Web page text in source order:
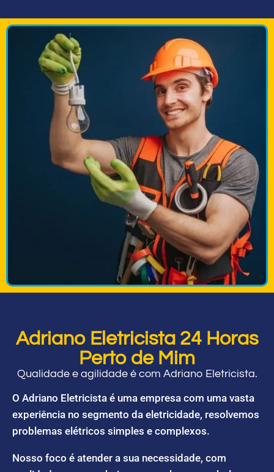
Adriano Eletricista 24 Horas
Perto de Mim
Qualidade e agilidade é com Adriano Eletricista.
O Adriano Eletricista é uma empresa com uma vasta
experiência no segmento da eletricidade, resolvemos
problemas elétricos simples e complexos.
Nosso foco é atender a sua necessidade, com